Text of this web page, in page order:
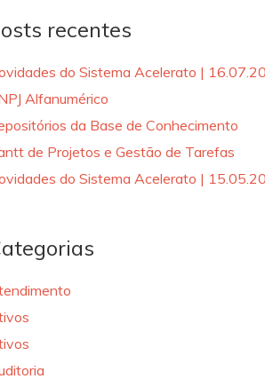
recentes
do Sistema Acelerato |
Alfanumérico
da Base de Conhecimento
de Projetos e Gestão de Tarefas
do Sistema Acelerato |